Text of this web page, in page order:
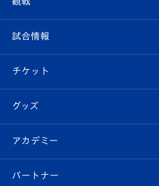
クラブ
試合情報
チケット
イベント
メディア
クラブ概要
エンブレム紹介
スタッフプロフィール
マスコット紹介
観戦ルール
はじめての観戦ガイド
Revive Team
ヴィヴィくんの長崎おもてなしガイド
試合情報
試合日程/結果
フォトギャラリー
スタジアムグルメ
チケット
チケット
V-LOVERS（ファンクラブ）
グッズ
オンラインショップ
アカデミー
育成からのお知らせ
パートナー